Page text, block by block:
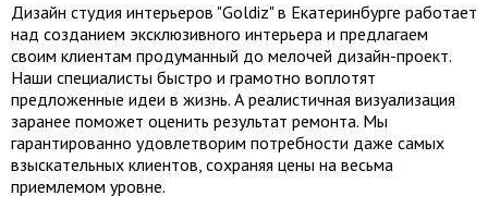
Дизайн студия интерьеров "Goldiz" в Екатеринбурге работает
над созданием эксклюзивного интерьера и предлагаем
своим клиентам продуманный до мелочей дизайн-проект.
Наши специалисты быстро и грамотно воплотят
предложенные идеи в жизнь. А реалистичная визуализация
заранее поможет оценить результат ремонта. Мы
гарантированно удовлетворим потребности даже самых
взыскательных клиентов, сохраняя цены на весьма
приемлемом уровне.